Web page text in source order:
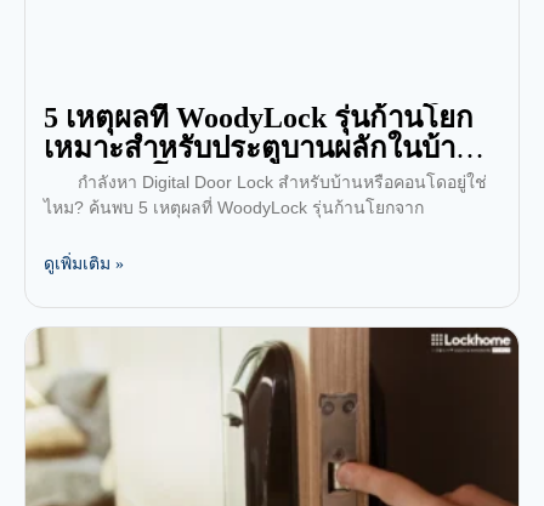
5 เหตุผลที่ WoodyLock รุ่นก้านโยก
เหมาะสำหรับประตูบานผลักในบ้าน
และคอนโด
กำลังหา Digital Door Lock สำหรับบ้านหรือคอนโดอยู่ใช่
ไหม? ค้นพบ 5 เหตุผลที่ WoodyLock รุ่นก้านโยกจาก
ดูเพิ่มเติม »